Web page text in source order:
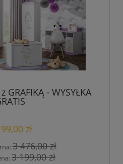
- WYSYŁKA
zł
3 476,00 zł
3 199,00 zł